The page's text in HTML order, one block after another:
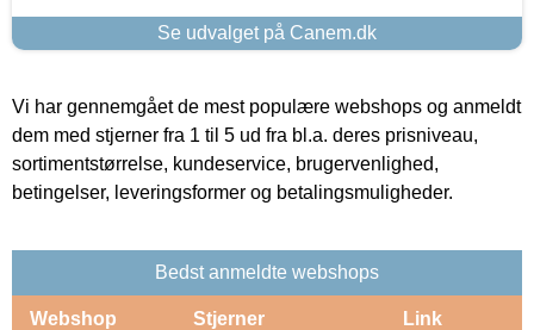
Se udvalget på Canem.dk
Vi har gennemgået de mest populære webshops og anmeldt
dem med stjerner fra 1 til 5 ud fra bl.a. deres prisniveau,
sortimentstørrelse, kundeservice, brugervenlighed,
betingelser, leveringsformer og betalingsmuligheder.
Bedst anmeldte webshops
Webshop Stjerner Link